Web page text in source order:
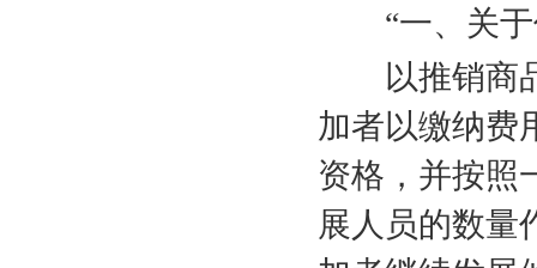
“一、关于
以推销商品
加者以缴纳费
资格，并按照
展人员的数量